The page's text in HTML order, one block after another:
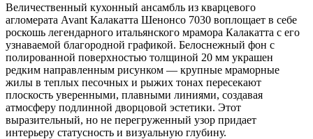
Величественный кухонный ансамбль из кварцевого
агломерата Avant Калакатта Шенонсо 7030 воплощает в себе
роскошь легендарного итальянского мрамора Калакатта с его
узнаваемой благородной графикой. Белоснежный фон с
полированной поверхностью толщиной 20 мм украшен
редким направленным рисунком — крупные мраморные
жилы в теплых песочных и рыжих тонах пересекают
плоскость уверенными, плавными линиями, создавая
атмосферу подлинной дворцовой эстетики. Этот
выразительный, но не перегруженный узор придает
интерьеру статусность и визуальную глубину.